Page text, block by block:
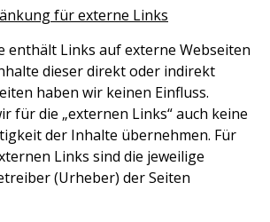
für externe Links
enthält Links auf externe Webseiten
dieser direkt oder indirekt
haben wir keinen Einfluss.
für die „externen Links“ auch keine
der Inhalte übernehmen. Für
Links sind die jeweilige
(Urheber) der Seiten